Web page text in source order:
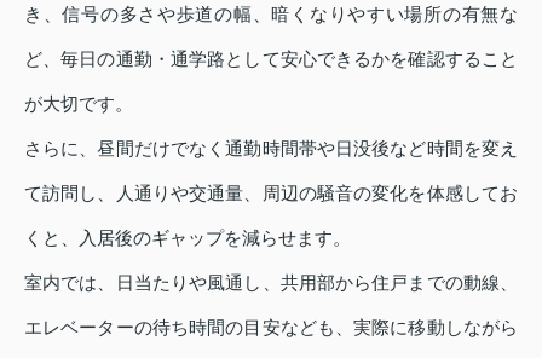
き、信号の多さや歩道の幅、暗くなりやすい場所の有無な
ど、毎日の通勤・通学路として安心できるかを確認すること
が大切です。
さらに、昼間だけでなく通勤時間帯や日没後など時間を変え
て訪問し、人通りや交通量、周辺の騒音の変化を体感してお
くと、入居後のギャップを減らせます。
室内では、日当たりや風通し、共用部から住戸までの動線、
エレベーターの待ち時間の目安なども、実際に移動しながら